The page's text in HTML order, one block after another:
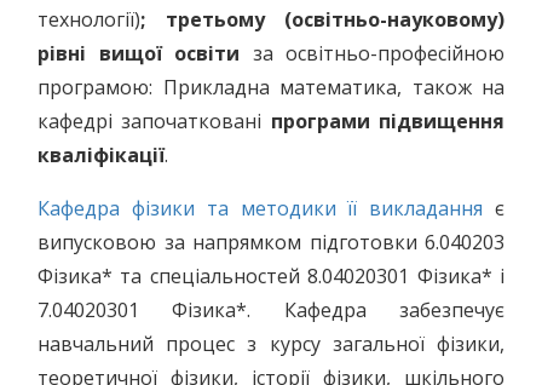
технології); третьому (освітньо-науковому)
рівні вищої освіти за освітньо-професійною
програмою: Прикладна математика, також на
кафедрі започатковані програми підвищення
кваліфікації.
Кафедра фізики та методики її викладання є
випусковою за напрямком підготовки 6.040203
Фізика* та спеціальностей 8.04020301 Фізика* і
7.04020301 Фізика*. Кафедра забезпечує
навчальний процес з курсу загальної фізики,
теоретичної фізики, історії фізики, шкільного